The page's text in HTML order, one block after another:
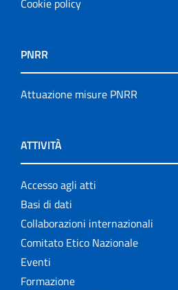
PNRR
Attuazione misure PNRR
ATTIVITÀ
Accesso agli atti
Basi di dati
Collaborazioni internazionali
Comitato Etico Nazionale
Eventi
Formazione